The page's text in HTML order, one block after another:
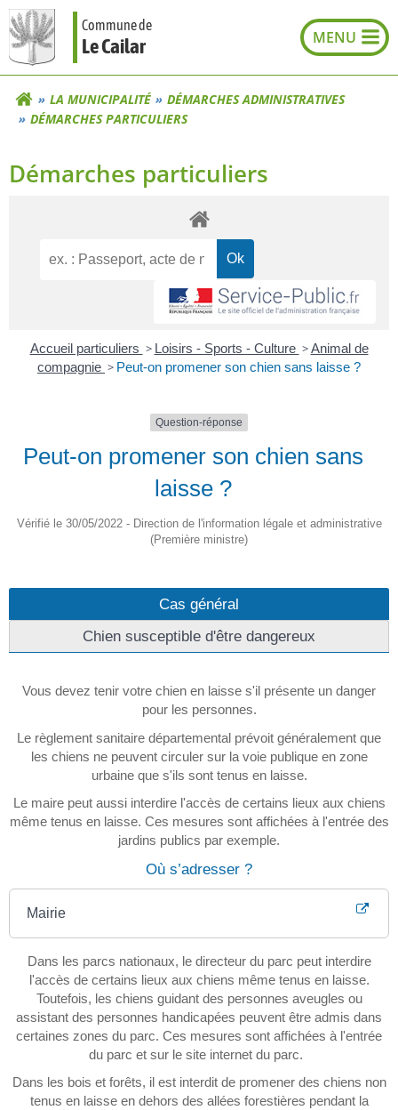
Aller
au
contenu
Commune de
Le Cailar
LA MUNICIPALITÉ
DÉMARCHES ADMINISTRATIVES
DÉMARCHES PARTICULIERS
Démarches particuliers
Accueil particuliers > Loisirs - Sports - Culture > Animal de
compagnie > Peut-on promener son chien sans laisse ?
Question-réponse
Peut-on promener son chien sans
laisse ?
Vérifié le 30/05/2022 - Direction de l'information légale et administrative
(Première ministre)
Cas général
Chien susceptible d'être dangereux
Vous devez tenir votre chien en laisse s'il présente un danger
pour les personnes.
Le règlement sanitaire départemental prévoit généralement que
les chiens ne peuvent circuler sur la voie publique en zone
urbaine que s'ils sont tenus en laisse.
Le maire peut aussi interdire l'accès de certains lieux aux chiens
même tenus en laisse. Ces mesures sont affichées à l'entrée des
jardins publics par exemple.
Où s’adresser ?
Mairie
Dans les parcs nationaux, le directeur du parc peut interdire
l'accès de certains lieux aux chiens même tenus en laisse.
Toutefois, les chiens guidant des personnes aveugles ou
assistant des personnes handicapées peuvent être admis dans
certaines zones du parc. Ces mesures sont affichées à l'entrée
du parc et sur le site internet du parc.
Dans les bois et forêts, il est interdit de promener des chiens non
tenus en laisse en dehors des allées forestières pendant la